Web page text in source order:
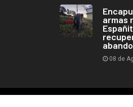
armas
08 de